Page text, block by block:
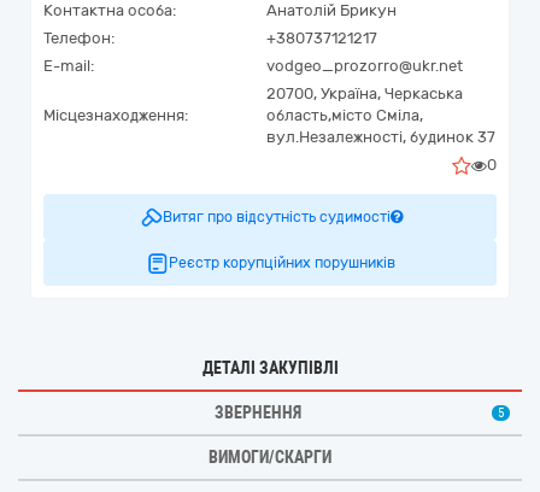
Контактна особа:
Анатолій Брикун
Телефон:
+380737121217
E-mail:
vodgeo_prozorro@ukr.net
Місцезнаходження:
20700, Україна, Черкаська
область,місто Сміла,
вул.Незалежності, будинок 37
0
Витяг про відсутність судимості
Реєстр корупційних порушників
ДЕТАЛІ ЗАКУПІВЛІ
ЗВЕРНЕННЯ 5
ВИМОГИ/СКАРГИ